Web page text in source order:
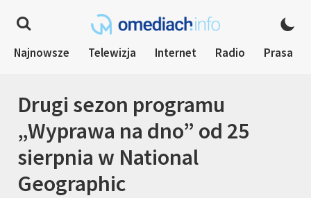
Najnowsze Telewizja Internet Radio Prasa
Drugi sezon programu
„Wyprawa na dno” od 25
sierpnia w National
Geographic